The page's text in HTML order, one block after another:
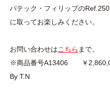
パテック・フィリップの
に取ってお楽しみください。
お問い合わせはこちら まで。
※商品番号A13406 ￥
By T.N